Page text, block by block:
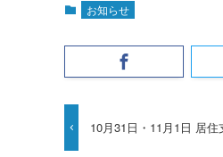
お知らせ
10月31日・11月1日 居